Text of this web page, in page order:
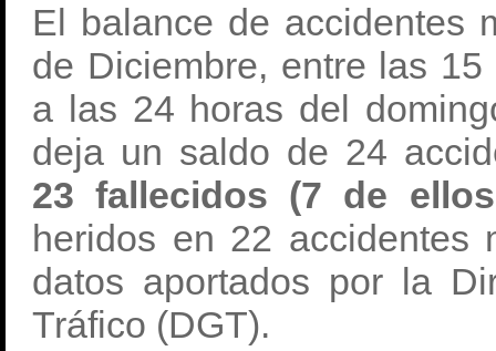
El balance de accidentes
de Diciembre, entre las
a las 24 horas del
deja un saldo de 24
23 fallecidos (7 de
heridos en 22 accidentes
datos aportados por la
Tráfico (DGT).